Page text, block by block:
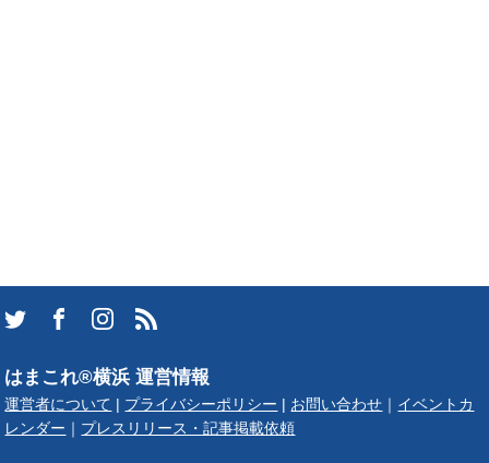
はまこれ®横浜 運営情報
運営者について | プライバシーポリシー | お問い合わせ ｜ イベントカ
レンダー ｜ プレスリリース・記事掲載依頼